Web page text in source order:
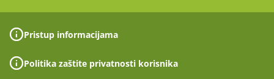
Pristup informacijama
Politika zaštite privatnosti korisnika